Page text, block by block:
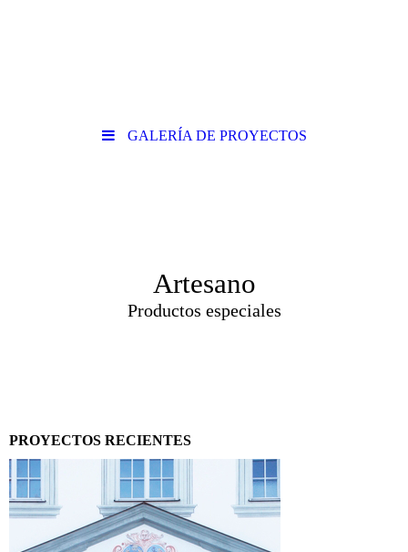
GALERÍA DE PROYECTOS
Artesano
Productos especiales
PROYECTOS RECIENTES